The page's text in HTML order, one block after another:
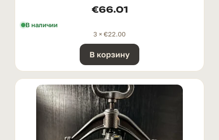
€66.01
В наличии
3 × €22.00
В корзину